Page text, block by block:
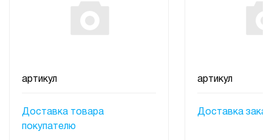
Доставка товара
покупателю
артикул
Доставка
артикул